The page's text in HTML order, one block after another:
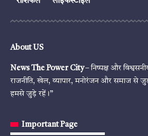
About US
News The Power City– निष्पक्ष और
राजनीति, खेल, व्यापार, मनोरंजन और समाज से
हमसे जुड़े रहें।”
Important Page